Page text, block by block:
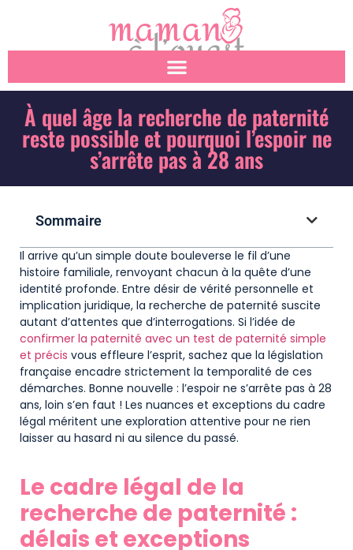
À quel âge la recherche de paternité
reste possible et pourquoi l’espoir ne
s’arrête pas à 28 ans
Sommaire
Il arrive qu’un simple doute bouleverse le fil d’une
histoire familiale, renvoyant chacun à la quête d’une
identité profonde. Entre désir de vérité personnelle et
implication juridique, la recherche de paternité suscite
autant d’attentes que d’interrogations. Si l’idée de
confirmer la paternité avec un test de paternité simple
et précis vous effleure l’esprit, sachez que la législation
française encadre strictement la temporalité de ces
démarches. Bonne nouvelle : l’espoir ne s’arrête pas à 28
ans, loin s’en faut ! Les nuances et exceptions du cadre
légal méritent une exploration attentive pour ne rien
laisser au hasard ni au silence du passé.
Le cadre légal de la
recherche de paternité :
délais et exceptions